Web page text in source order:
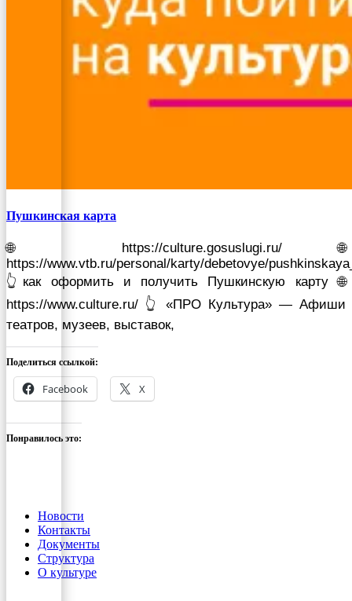
Пушкинская карта
🌐 https://culture.gosuslugi.ru/ 🌐
https://www.vtb.ru/personal/karty/debetovye/
👆как оформить и получить Пушкинскую карту 🌐
https://www.culture.ru/ 👆 «ПРО Культура» — Афиши
театров, музеев, выставок,
Поделиться ссылкой:
Facebook X
Понравилось это:
Новости
Контакты
Документы
Структура
О культуре